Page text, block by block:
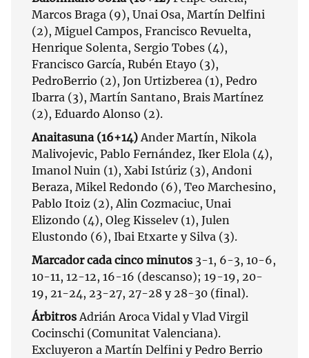
Marcos Braga (9), Unai Osa, Martín Delfini
(2), Miguel Campos, Francisco Revuelta,
Henrique Solenta, Sergio Tobes (4),
Francisco García, Rubén Etayo (3),
PedroBerrio (2), Jon Urtizberea (1), Pedro
Ibarra (3), Martín Santano, Brais Martínez
(2), Eduardo Alonso (2).
Anaitasuna (16+14)Ander Martín, Nikola
Malivojevic, Pablo Fernández, Iker Elola (4),
Imanol Nuin (1), Xabi Istúriz (3), Andoni
Beraza, Mikel Redondo (6), Teo Marchesino,
Pablo Itoiz (2), Alin Cozmaciuc, Unai
Elizondo (4), Oleg Kisselev (1), Julen
Elustondo (6), Ibai Etxarte y Silva (3).
Marcador cada cinco minutos 3-1, 6-3, 10-6,
10-11, 12-12, 16-16 (descanso); 19-19, 20-
19, 21-24, 23-27, 27-28 y 28-30 (final).
ÁrbitrosAdrián Aroca Vidal y Vlad Virgil
Cocinschi (Comunitat Valenciana).
Excluyeron a Martín Delfini y Pedro Berrio